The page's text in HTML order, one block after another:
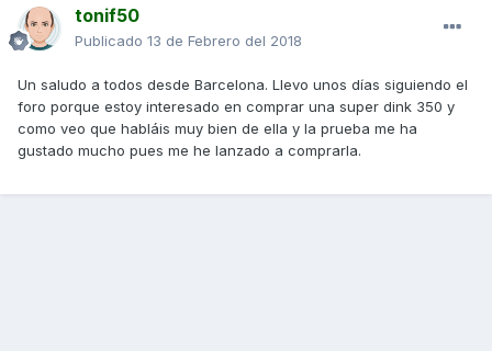
tonif50
Publicado 13 de Febrero del 2018
Un saludo a todos desde Barcelona. Llevo unos días siguiendo el
foro porque estoy interesado en comprar una super dink 350 y
como veo que habláis muy bien de ella y la prueba me ha
gustado mucho pues me he lanzado a comprarla.